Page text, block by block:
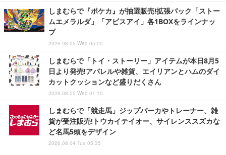
しまむらで『ポケカ』が抽選販売!拡張パック「ストー
ムエメラルダ」「アビスアイ」各1BOXをラインナッ
プ
2026.08.05 Wed 05:00
しまむらで「トイ・ストーリー」アイテムが本日8月5
日より発売!アパレルや雑貨、エイリアンとハムのダイ
カットクッションなど盛りだくさん
2026.08.05 Wed 01:10
しまむらで「競走馬」ジップパーカやトレーナー、雑
貨が受注販売!トウカイテイオー、サイレンススズカな
ど名馬5頭をデザイン
2026.08.04 Tue 05:35